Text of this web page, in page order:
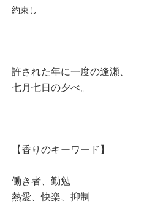
約束し
許された年に一度の逢瀬、
七月七日の夕べ。
【香りのキーワード】
働き者、勤勉
熱愛、快楽、抑制